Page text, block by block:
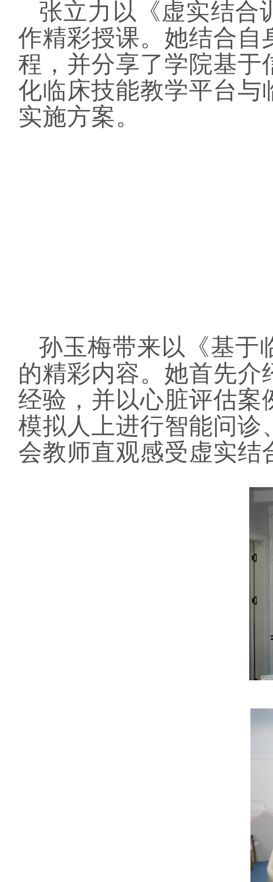
张立力以《虚实结合
作精彩授课。她结合自
程，并分享了学院基于
化临床技能教学平台与
实施方案。
孙玉梅带来以《基于
的精彩内容。她首先
经验，并以心脏评估案
模拟人上进行智能问诊
会教师直观感受虚实